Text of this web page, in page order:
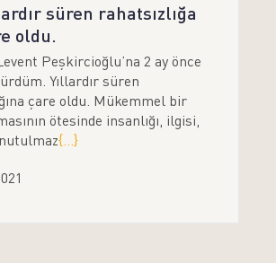
süren rahatsızlığa
oldu.
Peşkircioğlu’na 2 ay önce
Yıllardır süren
çare oldu. Mükemmel bir
ötesinde insanlığı, ilgisi,
{...}